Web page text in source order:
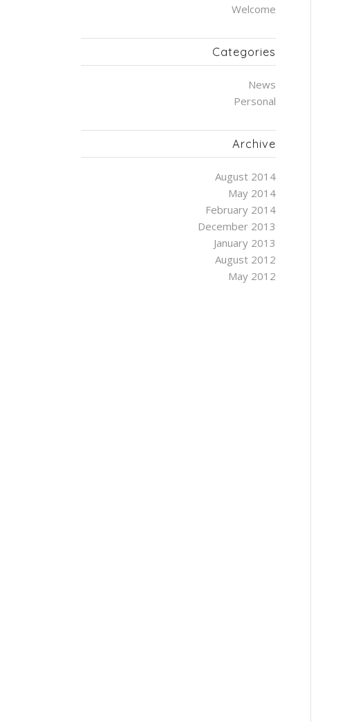
Welcome
Categories
News
Personal
Archive
August 2014
May 2014
February 2014
December 2013
January 2013
August 2012
May 2012